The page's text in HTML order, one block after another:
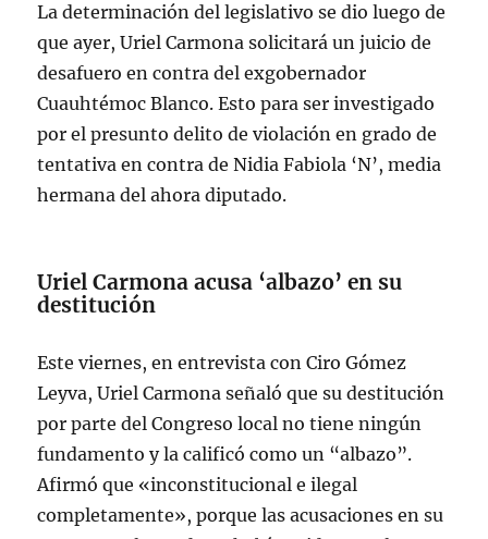
La determinación del legislativo se dio luego de
que ayer, Uriel Carmona solicitará un juicio de
desafuero en contra del exgobernador
Cuauhtémoc Blanco. Esto para ser investigado
por el presunto delito de violación en grado de
tentativa en contra de Nidia Fabiola ‘N’, media
hermana del ahora diputado.
Uriel Carmona acusa ‘albazo’ en su
destitución
Este viernes, en entrevista con Ciro Gómez
Leyva, Uriel Carmona señaló que su destitución
por parte del Congreso local no tiene ningún
fundamento y la calificó como un “albazo”.
Afirmó que «inconstitucional e ilegal
completamente», porque las acusaciones en su